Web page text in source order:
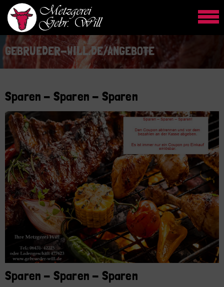
GEBRUEDER-WILL.DE/ANGEBOTE
Sparen - Sparen - Sparen
Sparen - Sparen - Sparen